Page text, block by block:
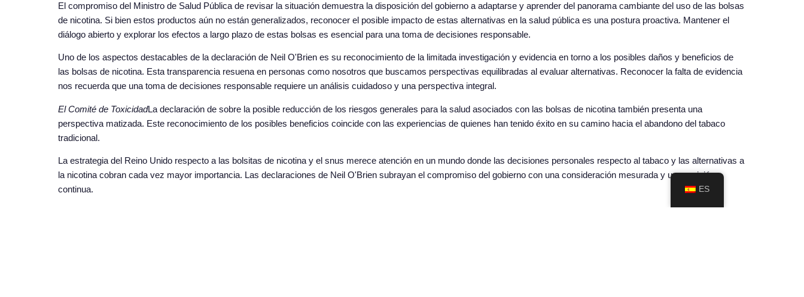
El compromiso del Ministro de Salud Pública de revisar la situación demuestra la disposición del gobierno a adaptarse y aprender del panorama cambiante del uso de las bolsas
de nicotina. Si bien estos productos aún no están generalizados, reconocer el posible impacto de estas alternativas en la salud pública es una postura proactiva. Mantener el
diálogo abierto y explorar los efectos a largo plazo de estas bolsas es esencial para una toma de decisiones responsable.
Uno de los aspectos destacables de la declaración de Neil O'Brien es su reconocimiento de la limitada investigación y evidencia en torno a los posibles daños y beneficios de
las bolsas de nicotina. Esta transparencia resuena en personas como nosotros que buscamos perspectivas equilibradas al evaluar alternativas. Reconocer la falta de evidencia
nos recuerda que una toma de decisiones responsable requiere un análisis cuidadoso y una perspectiva integral.
El Comité de ToxicidadLa declaración de sobre la posible reducción de los riesgos generales para la salud asociados con las bolsas de nicotina también presenta una
perspectiva matizada. Este reconocimiento de los posibles beneficios coincide con las experiencias de quienes han tenido éxito en su camino hacia el abandono del tabaco
tradicional.
La estrategia del Reino Unido respecto a las bolsitas de nicotina y el snus merece atención en un mundo donde las decisiones personales respecto al tabaco y las alternativas a
la nicotina cobran cada vez mayor importancia. Las declaraciones de Neil O'Brien subrayan el compromiso del gobierno con una consideración mesurada y una revisión
continua.
ES